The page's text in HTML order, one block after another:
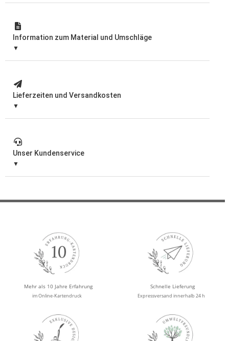
Information zum Material und Umschläge
Lieferzeiten und Versandkosten
Unser Kundenservice
Mehr als 10 Jahre Erfahrung
im Online-Kartendruck
Schnelle Lieferung
Expressversand innerhalb 24 h